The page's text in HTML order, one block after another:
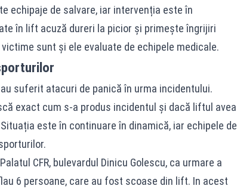
echipaje de salvare, iar intervenția este în
în lift acuză dureri la picior și primește îngrijiri
sunt și ele evaluate de echipele medicale.
suferit atacuri de panică în urma incidentului.
exact cum s-a produs incidentul și dacă liftul avea
este în continuare în dinamică, iar echipele de
CFR, bulevardul Dinicu Golescu, ca urmare a
6 persoane, care au fost scoase din lift. In acest